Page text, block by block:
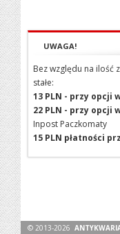
UWAGA!
Bez względu na ilość
stałe:
13 PLN - przy opcji
22 PLN - przy opcji
Inpost Paczkomaty
15 PLN płatności
© 2013-2026